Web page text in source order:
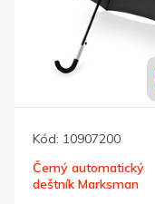
Kód: 10907200
Černý automatický
deštník Marksman